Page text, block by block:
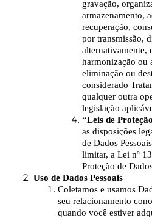
gravação,
armazenamento,
recuperação,
por transmissão,
alternativamente,
harmonização ou
eliminação ou
considerado
qualquer outra
legislação
“Leis de
as disposições
de Dados
limitar, a Lei nº
Proteção de
Uso de Dados Pessoais
Coletamos e usamos
seu relacionamento
quando você estiver